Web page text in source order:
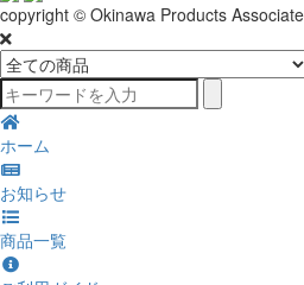
copyright © Okinawa Products
ホーム
お知らせ
商品一覧